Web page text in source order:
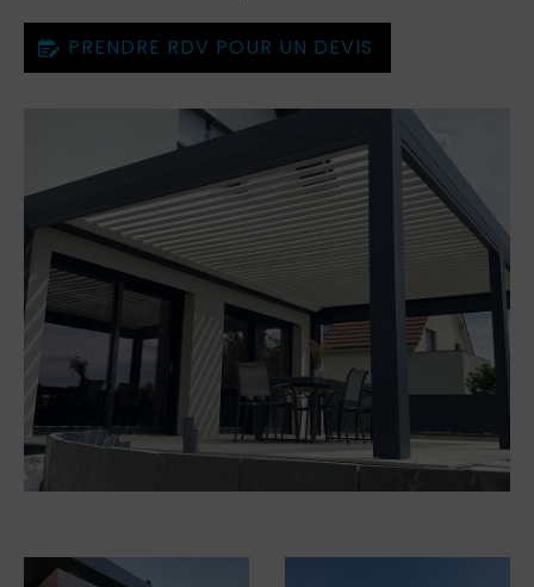
PRENDRE RDV POUR UN DEVIS